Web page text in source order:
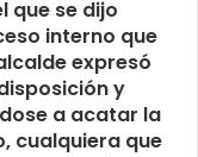
que se dijo
interno que
expresó
y
a acatar la
cualquiera que